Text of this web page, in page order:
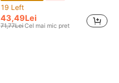
19 Left
43,49Lei
71,77LeiCel mai mic pret